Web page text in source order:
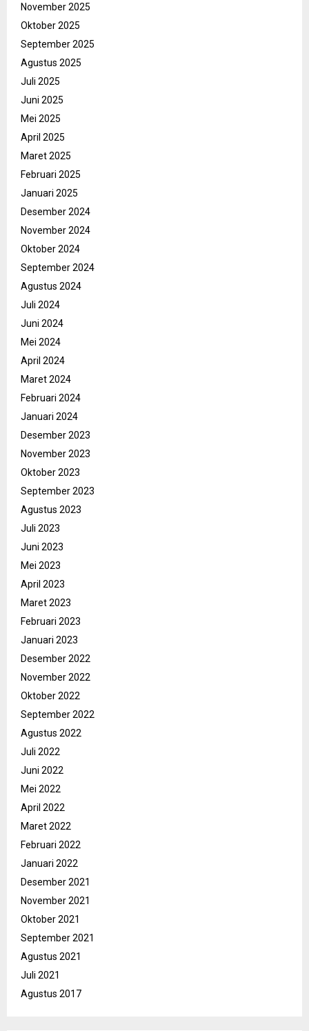
November 2025
Oktober 2025
September 2025
Agustus 2025
Juli 2025
Juni 2025
Mei 2025
April 2025
Maret 2025
Februari 2025
Januari 2025
Desember 2024
November 2024
Oktober 2024
September 2024
Agustus 2024
Juli 2024
Juni 2024
Mei 2024
April 2024
Maret 2024
Februari 2024
Januari 2024
Desember 2023
November 2023
Oktober 2023
September 2023
Agustus 2023
Juli 2023
Juni 2023
Mei 2023
April 2023
Maret 2023
Februari 2023
Januari 2023
Desember 2022
November 2022
Oktober 2022
September 2022
Agustus 2022
Juli 2022
Juni 2022
Mei 2022
April 2022
Maret 2022
Februari 2022
Januari 2022
Desember 2021
November 2021
Oktober 2021
September 2021
Agustus 2021
Juli 2021
Agustus 2017